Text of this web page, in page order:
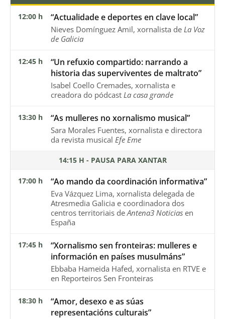
12:00 h “Actualidade e deportes en clave local”
Nieves Domínguez Amil, xornalista de La Voz
de Galicia
12:45 h
“Un refuxio compartido: narrando a
historia das superviventes de maltrato”
Isabel Coello Cremades, xornalista e
creadora do pódcast La casa grande
13:30 h “As mulleres no xornalismo musical”
Sara Morales Fuentes, xornalista e directora
da revista musical Efe Eme
14:15 H - PAUSA PARA XANTAR
17:00 h “Ao mando da coordinación informativa”
Eva Vázquez Lima, xornalista delegada de
Atresmedia Galicia e coordinadora dos
centros territoriais deAntena3 Noticias en
España
17:45 h
“Xornalismo sen fronteiras: mulleres e
información en países musulmáns”
Ebbaba Hameida Hafed, xornalista en RTVE e
en Reporteiros Sen Fronteiras
18:30 h
“Amor, desexo e as súas
representacións culturais”